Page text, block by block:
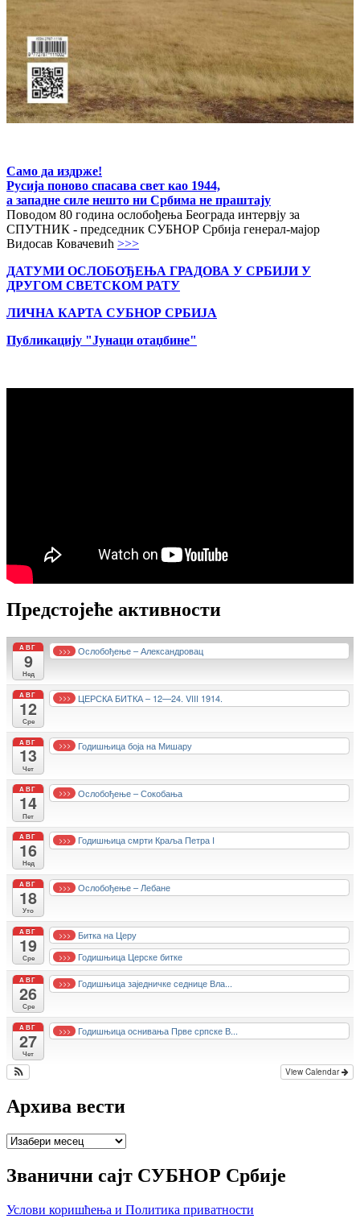
Само да издрже!
Русија поново спасава свет као 1944,
а западне силе нешто ни Србима не праштају
Поводом 80 година ослобођења Београда интервју за
СПУТНИК - председник СУБНОР Србија генерал-мајор
Видосав Ковачевић >>>
ДАТУМИ ОСЛОБОЂЕЊА ГРАДОВА У СРБИЈИ У
ДРУГОМ СВЕТСКОМ РАТУ
ЛИЧНА КАРТА СУБНОР СРБИЈА
Публикацију "Јунаци отаџбине"
Предстојеће активности
АВГ
9
Нед
>>> Ослобођење – Александровац
АВГ
12
Сре
>>> ЦЕРСКА БИТКА – 12—24. VIII 1914.
АВГ
13
Чет
>>> Годишњица боја на Мишару
АВГ
14
Пет
>>> Ослобођење – Сокобања
АВГ
16
Нед
>>> Годишњица смрти Краља Петра I
АВГ
18
Уто
>>> Ослобођење – Лебане
АВГ
19
Сре
>>> Битка на Церу
>>> Годишњица Церске битке
АВГ
26
Сре
>>> Годишњица заједничке седнице Вла...
АВГ
27
Чет
>>> Годишњица оснивања Прве српске В...
View Calendar
Архива вести
Архива
Званични сајт СУБНОР Србије
Услови коришћења и Политика приватности